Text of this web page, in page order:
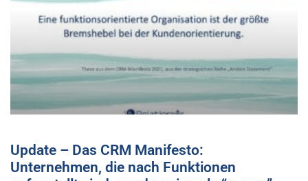
Update – Das CRM Manifesto:
Unternehmen, die nach Funktionen